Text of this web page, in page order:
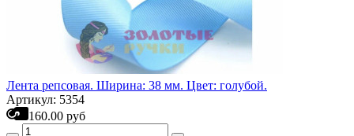
Лента репсовая. Ширина: 38 мм. Цвет: голубой.
Артикул: 5354
160.00 руб